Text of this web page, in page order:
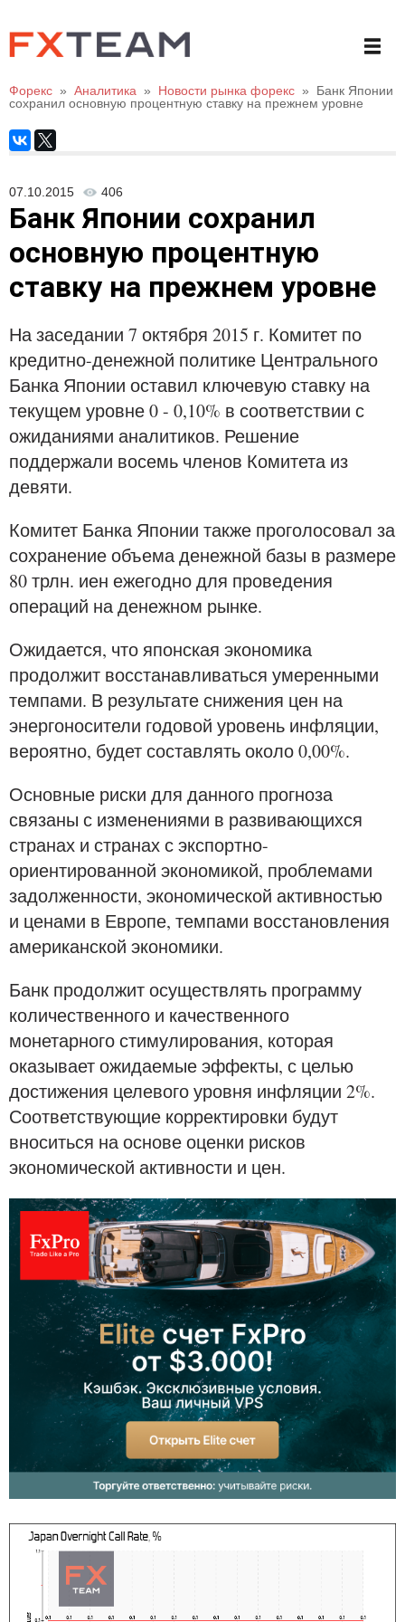
Форекс » Аналитика » Новости рынка форекс »
Банк Японии
сохранил основную процентную ставку на прежнем уровне
07.10.2015 406
Банк Японии сохранил
основную процентную
ставку на прежнем уровне
На заседании 7 октября 2015 г. Комитет по
кредитно-денежной политике Центрального
Банка Японии оставил ключевую ставку на
текущем уровне 0 - 0,10% в соответствии с
ожиданиями аналитиков. Решение
поддержали восемь членов Комитета из
девяти.
Комитет Банка Японии также проголосовал за
сохранение объема денежной базы в размере
80 трлн. иен ежегодно для проведения
операций на денежном рынке.
Ожидается, что японская экономика
продолжит восстанавливаться умеренными
темпами. В результате снижения цен на
энергоносители годовой уровень инфляции,
вероятно, будет составлять около 0,00%.
Основные риски для данного прогноза
связаны с изменениями в развивающихся
странах и странах с экспортно-
ориентированной экономикой, проблемами
задолженности, экономической активностью
и ценами в Европе, темпами восстановления
американской экономики.
Банк продолжит осуществлять программу
количественного и качественного
монетарного стимулирования, которая
оказывает ожидаемые эффекты, с целью
достижения целевого уровня инфляции 2%.
Соответствующие корректировки будут
вноситься на основе оценки рисков
экономической активности и цен.